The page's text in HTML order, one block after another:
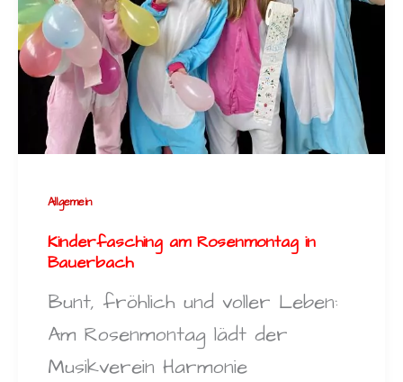
Allgemein
Kinderfasching am Rosenmontag in
Bauerbach
Bunt, fröhlich und voller Leben:
Am Rosenmontag lädt der
Musikverein Harmonie